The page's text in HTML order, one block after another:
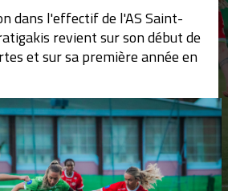
dans l'effectif de l'AS Saint-
revient sur son début de
et sur sa première année en